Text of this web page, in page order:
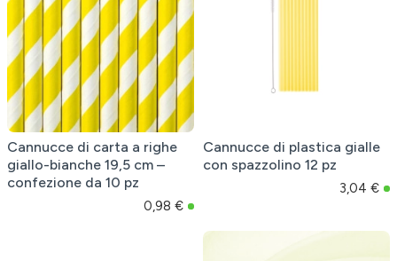
Cannucce di carta a righe
giallo-bianche 19,5 cm –
confezione da 10 pz
0,98 €
Cannucce di plastica gialle
con spazzolino 12 pz
3,04 €